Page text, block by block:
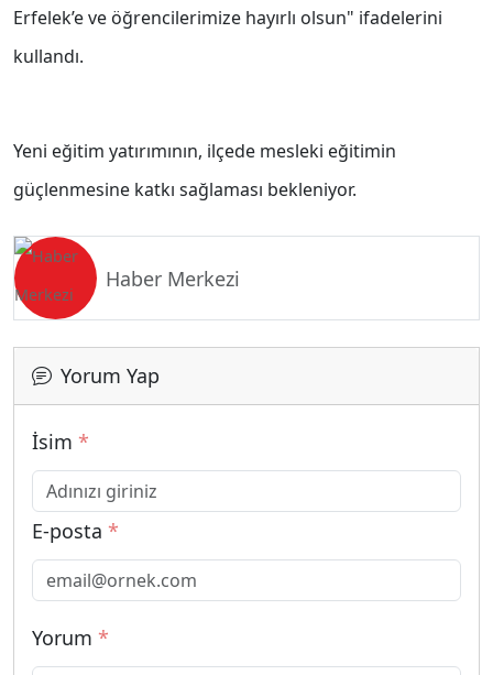
Erfelek’e ve öğrencilerimize hayırlı olsun" ifadelerini
kullandı.
Yeni eğitim yatırımının, ilçede mesleki eğitimin
güçlenmesine katkı sağlaması bekleniyor.
Haber Merkezi
Yorum Yap
İsim *
E-posta *
Yorum *